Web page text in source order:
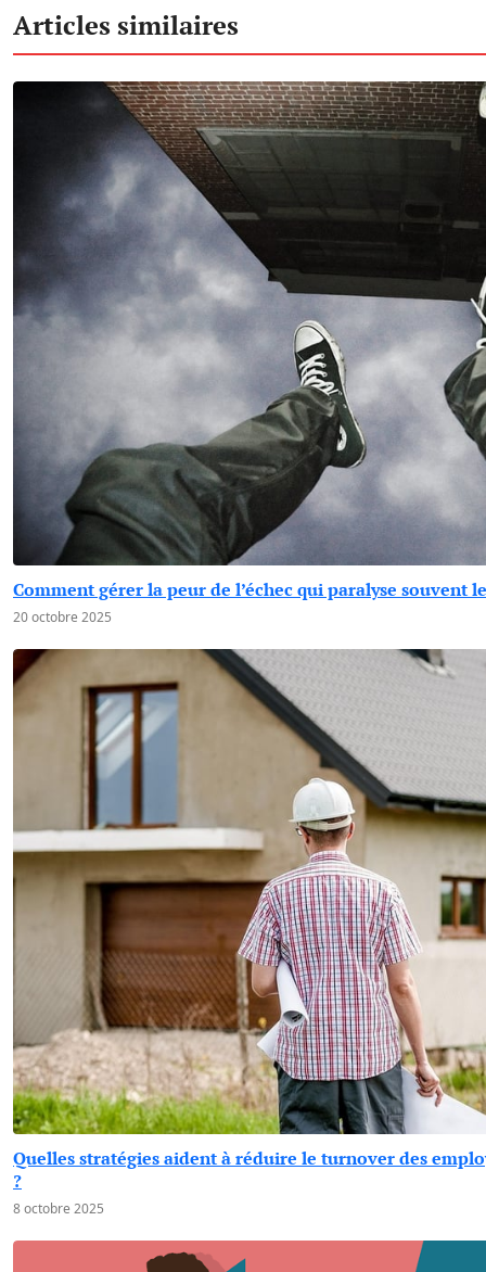
Articles similaires
Comment gérer la peur de l’échec qui paralyse souvent
20 octobre 2025
Quelles stratégies aident à réduire le turnover des
?
8 octobre 2025